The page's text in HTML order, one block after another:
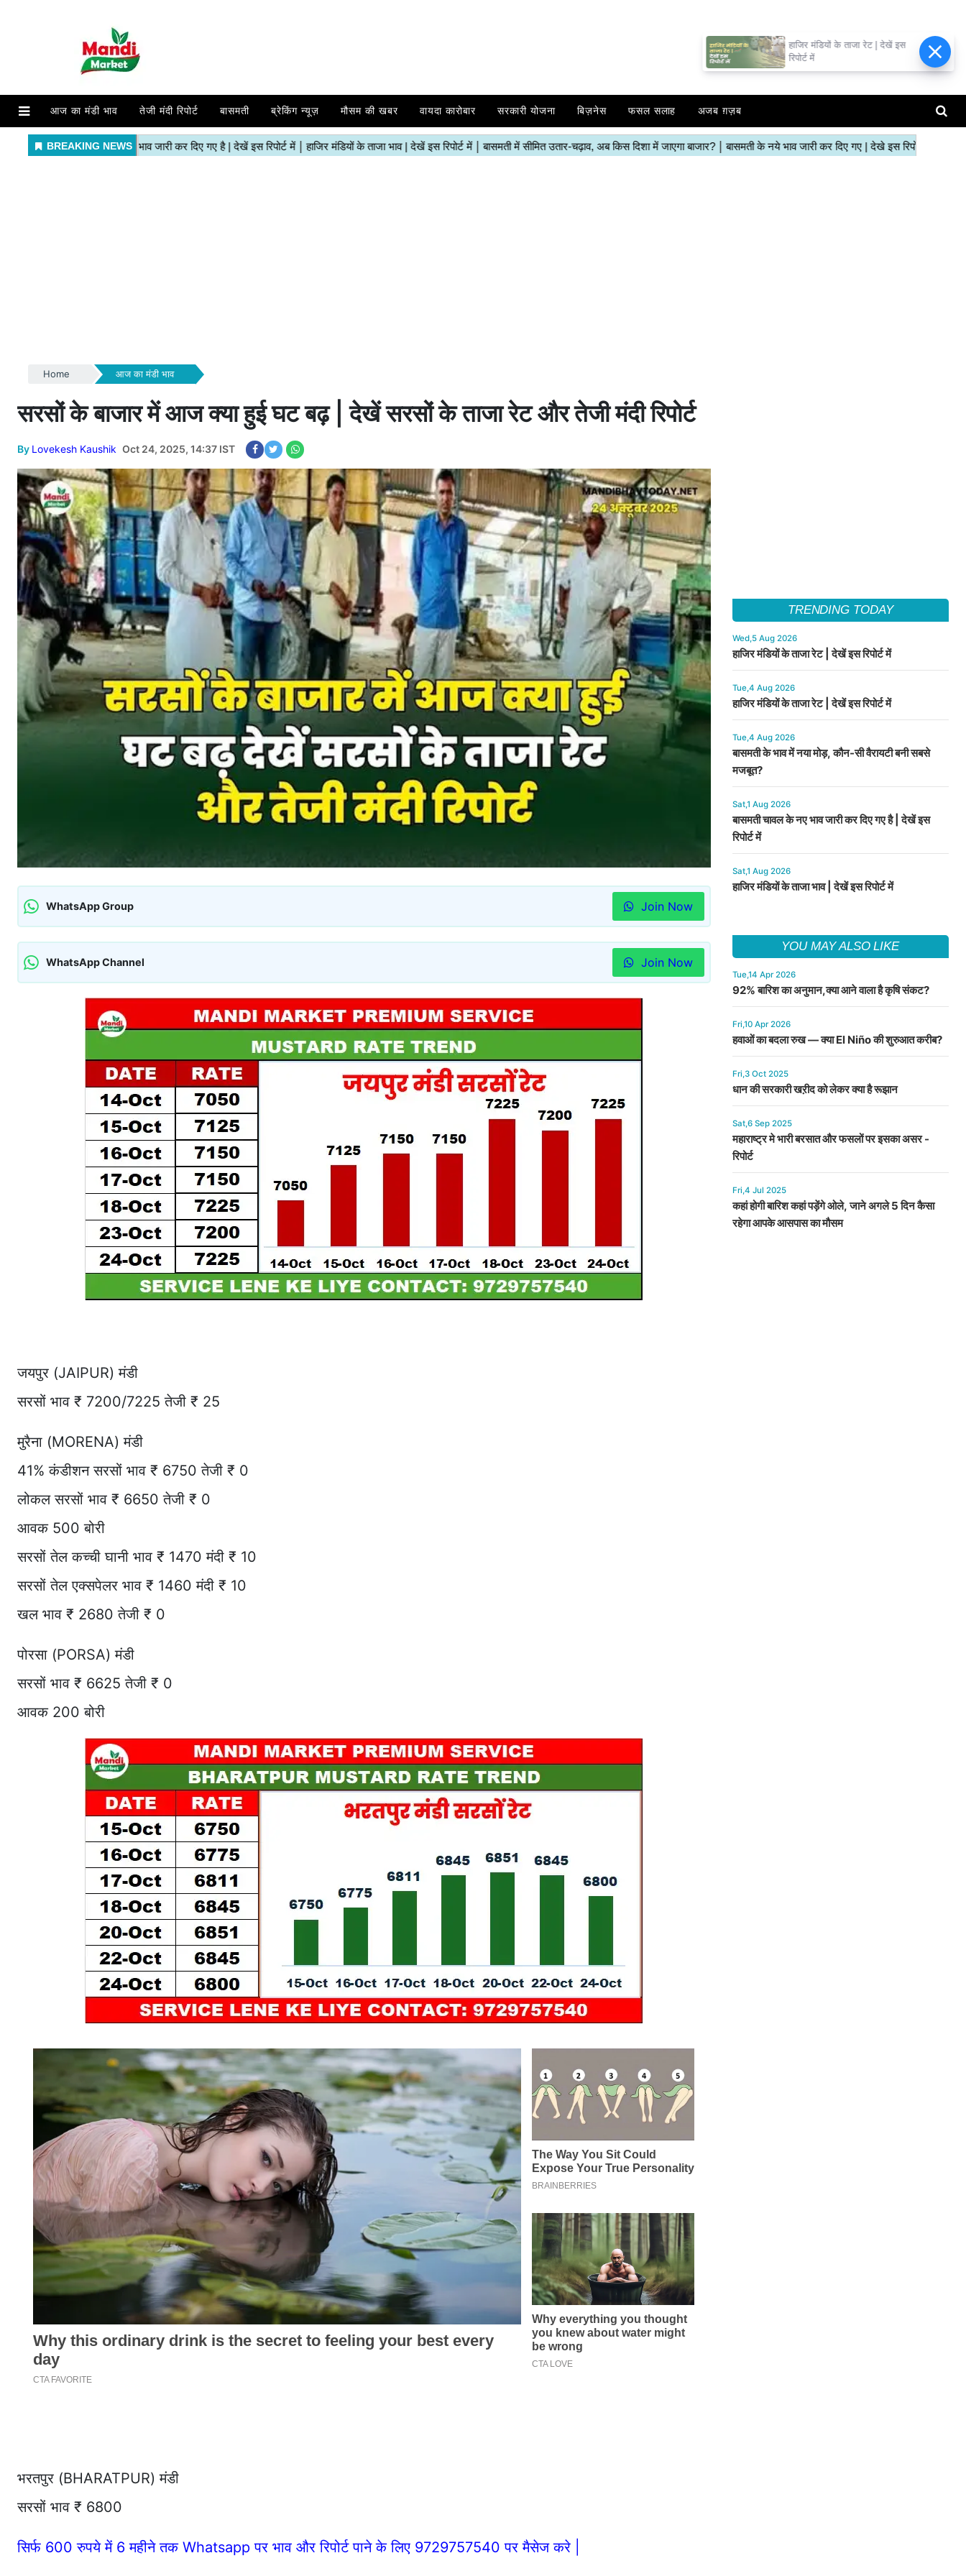
आज का मंडी भाव तेजी मंदी रिपोर्ट बासमती ब्रेकिंग न्यूज़ मौसम की खबर वायदा कारोबार सरकारी योजना बिज़नेस फसल सलाह अजब ग़ज़ब
Home आज का मंडी भाव
सरसों के बाजार में आज क्या हुई घट बढ़ | देखें सरसों के ताजा रेट और तेजी मंदी रिपोर्ट
By Lovekesh Kaushik Oct 24, 2025, 14:37 IST
WhatsApp Group Join Now
WhatsApp Channel Join Now
जयपुर (JAIPUR) मंडी
सरसों भाव ₹ 7200/7225 तेजी ₹ 25
मुरैना (MORENA) मंडी
41% कंडीशन सरसों भाव ₹ 6750 तेजी ₹ 0
लोकल सरसों भाव ₹ 6650 तेजी ₹ 0
आवक 500 बोरी
सरसों तेल कच्ची घानी भाव ₹ 1470 मंदी ₹ 10
सरसों तेल एक्सपेलर भाव ₹ 1460 मंदी ₹ 10
खल भाव ₹ 2680 तेजी ₹ 0
पोरसा (PORSA) मंडी
सरसों भाव ₹ 6625 तेजी ₹ 0
आवक 200 बोरी
भरतपुर (BHARATPUR) मंडी
सरसों भाव ₹ 6800
सिर्फ 600 रुपये में 6 महीने तक Whatsapp पर भाव और रिपोर्ट पाने के लिए 9729757540 पर मैसेज करे |
TRENDING TODAY
Wed,5 Aug 2026
हाजिर मंडियों के ताजा रेट | देखें इस रिपोर्ट में
Tue,4 Aug 2026
हाजिर मंडियों के ताजा रेट | देखें इस रिपोर्ट में
Tue,4 Aug 2026
बासमती के भाव में नया मोड़, कौन-सी वैरायटी बनी सबसे
मजबूत?
Sat,1 Aug 2026
बासमती चावल के नए भाव जारी कर दिए गए है | देखें इस
रिपोर्ट में
Sat,1 Aug 2026
हाजिर मंडियों के ताजा भाव | देखें इस रिपोर्ट में
YOU MAY ALSO LIKE
Tue,14 Apr 2026
92% बारिश का अनुमान,क्या आने वाला है कृषि संकट?
Fri,10 Apr 2026
हवाओं का बदला रुख — क्या El Niño की शुरुआत करीब?
Fri,3 Oct 2025
धान की सरकारी खऱीद को लेकर क्या है रूझान
Sat,6 Sep 2025
महाराष्ट्र मे भारी बरसात और फसलों पर इसका असर -
रिपोर्ट
Fri,4 Jul 2025
कहां होगी बारिश कहां पड़ेंगे ओले, जाने अगले 5 दिन कैसा
रहेगा आपके आसपास का मौसम
हाजिर मंडियों के ताजा रेट | देखें इस
रिपोर्ट में